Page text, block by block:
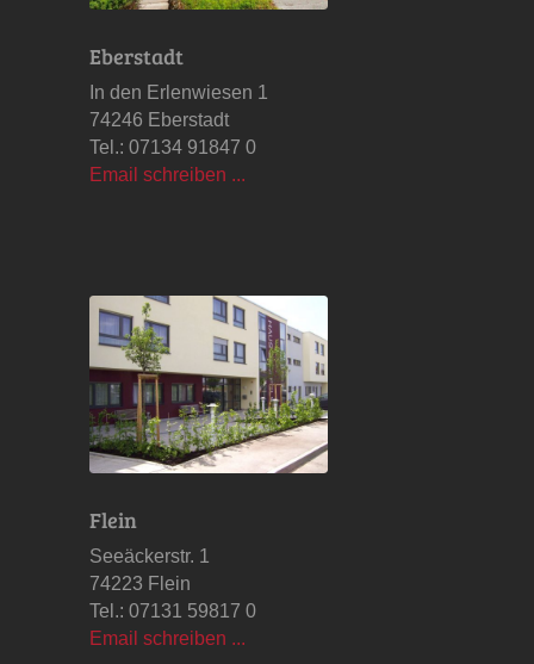
Eberstadt
In den Erlenwiesen 1
74246 Eberstadt
Tel.: 07134 91847 0
Email schreiben ...
Flein
Seeäckerstr. 1
74223 Flein
Tel.: 07131 59817 0
Email schreiben ...